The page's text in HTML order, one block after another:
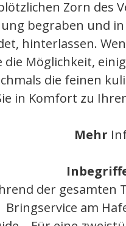
Zorn des
begraben und
hinterlassen.
die Möglichkeit,
die feinen
in Komfort zu
Mehr
der gesamten
Bringservice am